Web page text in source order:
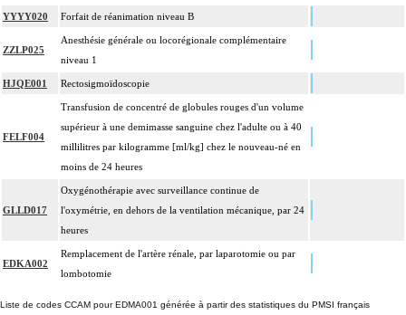
YYYY020 Forfait de réanimation niveau B
ZZLP025
Anesthésie générale ou locorégionale complémentaire
niveau 1
HJQE001 Rectosigmoïdoscopie
FELF004
Transfusion de concentré de globules rouges d'un volume
supérieur à une demimasse sanguine chez l'adulte ou à 40
millilitres par kilogramme [ml/kg] chez le nouveau-né en
moins de 24 heures
GLLD017
Oxygénothérapie avec surveillance continue de
l'oxymétrie, en dehors de la ventilation mécanique, par 24
heures
EDKA002
Remplacement de l'artère rénale, par laparotomie ou par
lombotomie
Liste de codes CCAM pour EDMA001 générée à partir des statistiques du PMSI français